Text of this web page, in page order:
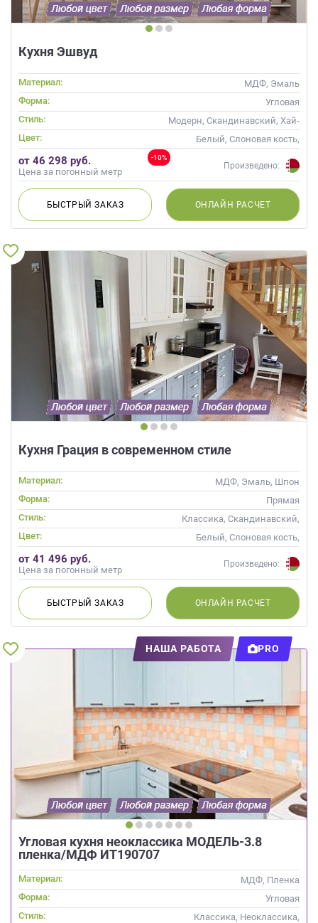
Кухня Эшвуд
Материал:
МДФ, Эмаль
Форма:
Угловая
Стиль:
Модерн, Скандинавский, Хай-
тек, Современные
Цвет:
Белый, Слоновая кость,
Бирюзовый, Оливковый,
Фисташковый, Мятный,
-10%
от 46 298 руб.
Цена за погонный метр
Произведено:
БЫСТРЫЙЗАКАЗ ОНЛАЙН РАСЧЕТ
Кухня Грация в современном стиле
Материал:
МДФ, Эмаль, Шпон
Форма:
Прямая
Стиль:
Классика, Скандинавский,
Неоклассика
Цвет:
Белый, Слоновая кость,
Голубой, Сиреневый
от 41 496 руб.
Цена за погонный метр
Произведено:
БЫСТРЫЙЗАКАЗ ОНЛАЙН РАСЧЕТ
НАША РАБОТА PRO
Угловая кухня неоклассика МОДЕЛЬ-3.8
пленка/МДФ ИТ190707
Материал:
МДФ, Пленка
Форма:
Угловая
Стиль:
Классика, Неоклассика,